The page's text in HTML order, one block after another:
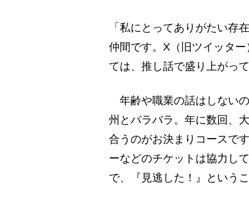
「私にとってありがたい存
仲間です。X（旧ツイッタ
ては、推し話で盛り上がって
年齢や職業の話はしない
州とバラバラ。年に数回、
合うのがお決まりコースで
ーなどのチケットは協力し
で、『見逃した！』という